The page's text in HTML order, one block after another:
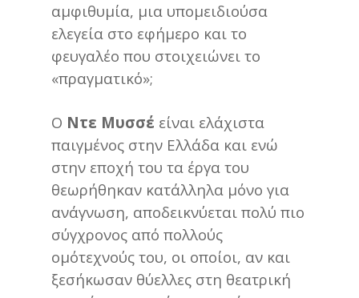
αμφιθυμία, μια υπομειδιούσα
ελεγεία στο εφήμερο και το
φευγαλέο που στοιχειώνει το
«πραγματικό»;
Ο Ντε Μυσσέ είναι ελάχιστα
παιγμένος στην Ελλάδα και ενώ
στην εποχή του τα έργα του
θεωρήθηκαν κατάλληλα μόνο για
ανάγνωση, αποδεικνύεται πολύ πιο
σύγχρονος από πολλούς
ομότεχνούς του, οι οποίοι, αν και
ξεσήκωσαν θύελλες στη θεατρική